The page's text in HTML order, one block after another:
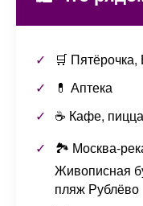
🛒
💊 Аптека
☕ Кафе,
🏞️ Москва-
Живописная
пляж Рублёво